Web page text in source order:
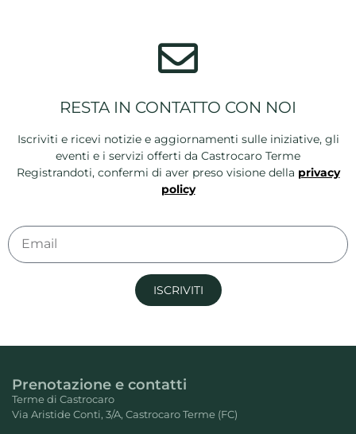
RESTA IN CONTATTO CON NOI
Iscriviti e ricevi notizie e aggiornamenti sulle iniziative, gli
eventi e i servizi offerti da Castrocaro Terme
Registrandoti, confermi di aver preso visione della privacy
policy
ISCRIVITI
Prenotazione e contatti
Terme di Castrocaro
Via Aristide Conti, 3/A, Castrocaro Terme (FC)